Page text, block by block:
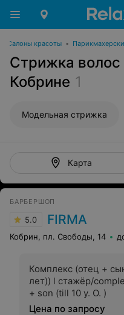
Салоны красоты •
Стрижка
Кобрине 1
Модельная стрижка
Карта
БАРБЕРШОП
5.0 FIRMA
Кобрин, пл. Свободы, 14
Комплекс (отец +
лет)) l стажёр/
+ son (till 10 y. O. )
Цена по запросу